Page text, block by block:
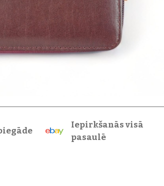
Iepirkšanās visā
pasaulē